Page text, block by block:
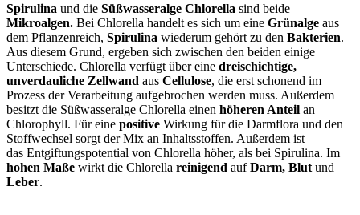
Spirulina und die Süßwasseralge Chlorella sind beide
Mikroalgen. Bei Chlorella handelt es sich um eine Grünalge aus
dem Pflanzenreich, Spirulina wiederum gehört zu den Bakterien.
Aus diesem Grund, ergeben sich zwischen den beiden einige
Unterschiede. Chlorella verfügt über eine dreischichtige,
unverdauliche Zellwand aus Cellulose, die erst schonend im
Prozess der Verarbeitung aufgebrochen werden muss. Außerdem
besitzt die Süßwasseralge Chlorella einen höheren Anteil an
Chlorophyll. Für eine positive Wirkung für die Darmflora und den
Stoffwechsel sorgt der Mix an Inhaltsstoffen. Außerdem ist
das Entgiftungspotential von Chlorella höher, als bei Spirulina. Im
hohen Maße wirkt die Chlorella reinigend aufDarm, Blut und
Leber.